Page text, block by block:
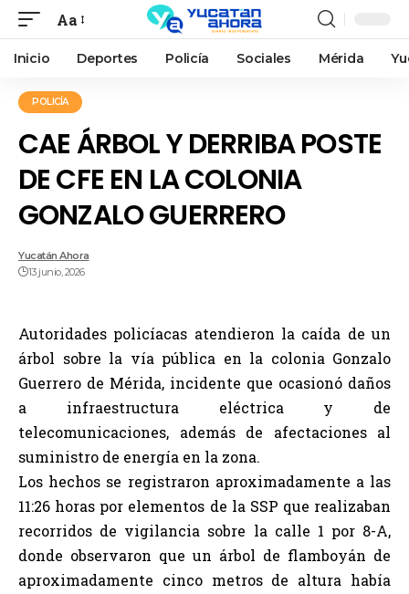
Aa
Inicio Deportes Policía Sociales Mérida
POLICÍA
CAE ÁRBOL Y DERRIBA POSTE
DE CFE EN LA COLONIA
GONZALO GUERRERO
Yucatán Ahora
13 junio, 2026
Autoridades policíacas atendieron la caída de un
árbol sobre la vía pública en la colonia Gonzalo
Guerrero de Mérida, incidente que ocasionó daños
a infraestructura eléctrica y de
telecomunicaciones, además de afectaciones al
suministro de energía en la zona.
Los hechos se registraron aproximadamente a las
11:26 horas por elementos de la SSP que realizaban
recorridos de vigilancia sobre la calle 1 por 8-A,
donde observaron que un árbol de flamboyán de
aproximadamente cinco metros de altura había